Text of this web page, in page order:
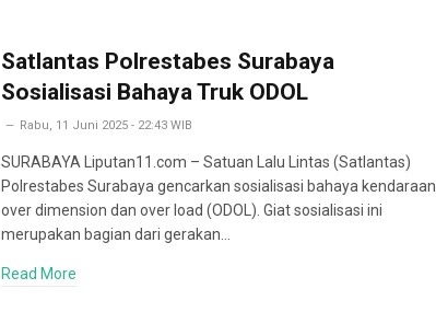
Satlantas Polrestabes Surabaya
Sosialisasi Bahaya Truk ODOL
Rabu, 11 Juni 2025 - 22:43 WIB
SURABAYA Liputan11.com – Satuan Lalu Lintas (Satlantas)
Polrestabes Surabaya gencarkan sosialisasi bahaya kendaraan
over dimension dan over load (ODOL). Giat sosialisasi ini
merupakan bagian dari gerakan…
Read More